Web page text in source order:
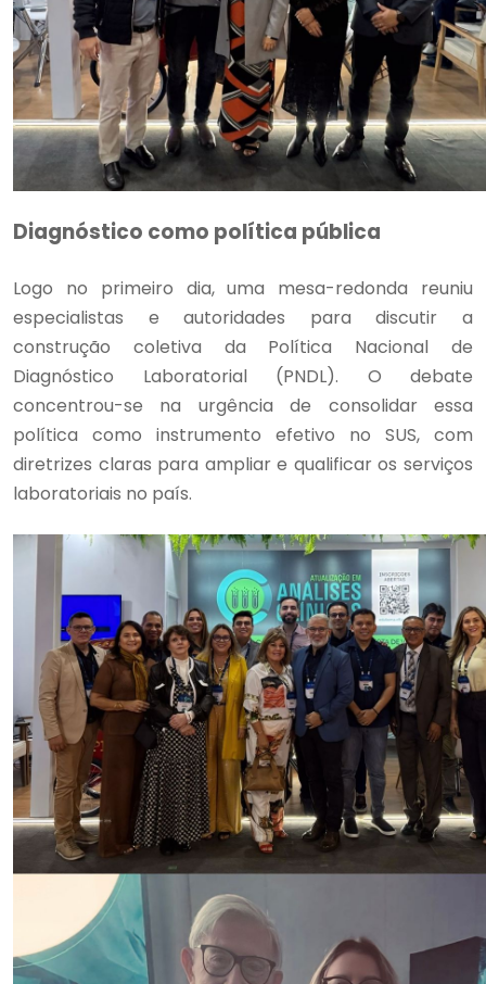
Diagnóstico como política pública
Logo no primeiro dia, uma mesa-redonda reuniu
especialistas e autoridades para discutir a
construção coletiva da Política Nacional de
Diagnóstico Laboratorial (PNDL). O debate
concentrou-se na urgência de consolidar essa
política como instrumento efetivo no SUS, com
diretrizes claras para ampliar e qualificar os serviços
laboratoriais no país.